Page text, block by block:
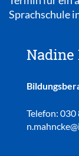
Sprachschule
Nadine
Telefon: